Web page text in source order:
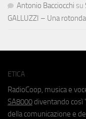
Antonio Bacciocchi su
GALLUZZI – Una
ETICA
RadioCoop, musica e
SA8000 diventando così
della comunicazione e